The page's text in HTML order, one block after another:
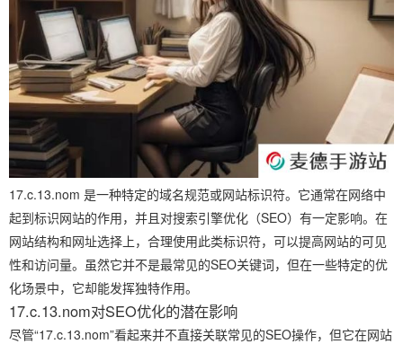
17.c.13.nom 是一种特定的域名规范或网站标识符。它通常在网络中
起到标识网站的作用，并且对搜索引擎优化（SEO）有一定影响。在
网站结构和网址选择上，合理使用此类标识符，可以提高网站的可见
性和访问量。虽然它并不是最常见的SEO关键词，但在一些特定的优
化场景中，它却能发挥独特作用。
17.c.13.nom对SEO优化的潜在影响
尽管“17.c.13.nom”看起来并不直接关联常见的SEO操作，但它在网站